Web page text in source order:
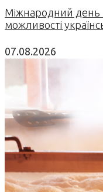
Міжнародний день
можливості
07.08.2026